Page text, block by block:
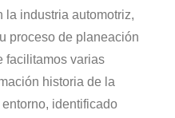
la industria automotriz,
proceso de planeación
facilitamos varias
historia de la
identificado